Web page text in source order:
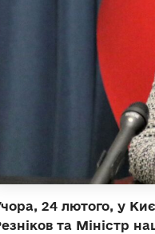
24 лютого, у
та Міністр